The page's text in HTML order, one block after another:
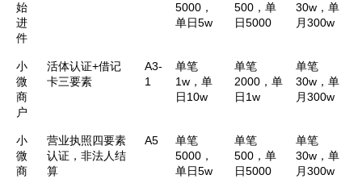
始
进
件
5000，
单日5w
500，单
日5000
30w，单
月300w
小
微
商
户
活体认证+借记
卡三要素
A3-
1
单笔
1w，单
日10w
单笔
2000，单
日1w
单笔
30w，单
月300w
小
微
商
营业执照四要素
认证，非法人结
算
A5
单笔
5000，
单日5w
单笔
500，单
日5000
单笔
30w，单
月300w